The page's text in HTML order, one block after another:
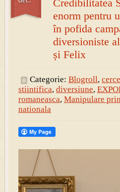
Credibilitatea
enorm pentru
în pofida
diversioniste
și Felix
Categorie: Blogroll,
stiintifica, diversiune,
romaneasca, Manipulare
nationala